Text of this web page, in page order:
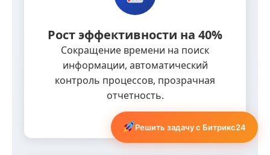
Рост эффективности на 40%
Сокращение времени на поиск
информации, автоматический
контроль процессов, прозрачная
отчетность.
Решить задачу с Битрикс24